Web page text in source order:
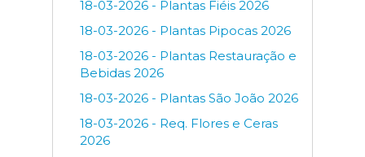
18-03-2026 - Plantas Fiéis 2026
18-03-2026 - Plantas Pipocas 2026
18-03-2026 - Plantas Restauração e
Bebidas 2026
18-03-2026 - Plantas São João 2026
18-03-2026 - Req. Flores e Ceras
2026